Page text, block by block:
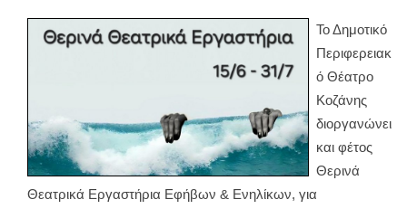
Το Δημοτικό
Περιφερειακ
ό Θέατρο
Κοζάνης
διοργανώνει
και φέτος
Θερινά
Θεατρικά Εργαστήρια Εφήβων & Ενηλίκων, για